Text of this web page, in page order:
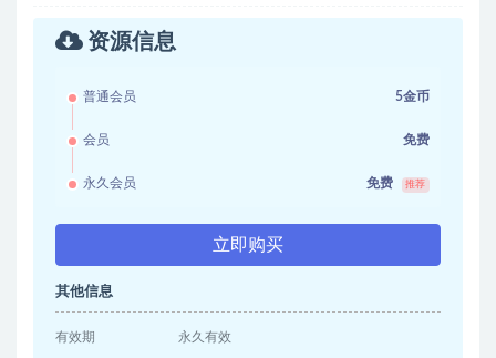
资源信息
普通会员 5金币
会员 免费
永久会员 免费 推荐
立即购买
其他信息
有效期 永久有效